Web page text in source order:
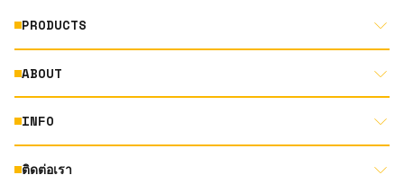
PRODUCTS
MOTORCYCLE
AUTOMOTIVE
ABOUT
ABOUT US
RACING
INFO
ติดต่อเรา